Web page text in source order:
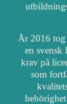
År 2016 tog
en svensk
krav på
som